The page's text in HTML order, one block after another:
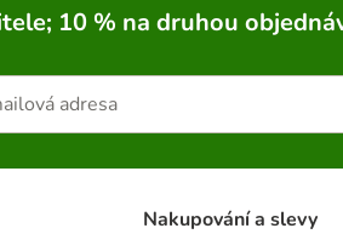
10 % na druhou
Nakupování a slevy